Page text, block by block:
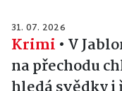
31. 07. 2026
Krimi • V
na přechodu